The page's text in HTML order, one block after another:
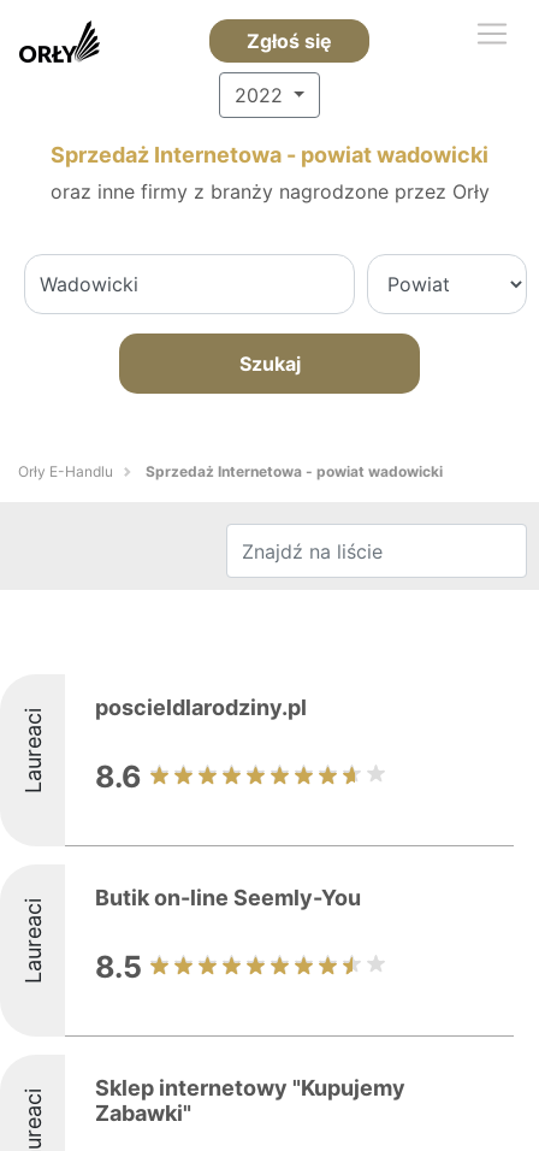
Zgłoś się
2022
Sprzedaż Internetowa - powiat wadowicki
oraz inne firmy z branży nagrodzone przez Orły
Szukaj
Orły E-Handlu Sprzedaż Internetowa - powiat wadowicki
Laureaci poscieldlarodziny.pl
8.6
Laureaci Butik on-line Seemly-You
8.5
Laureaci
Sklep internetowy "Kupujemy
Zabawki"